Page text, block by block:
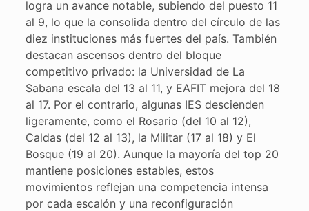
logra un avance notable, subiendo del puesto 11
al 9, lo que la consolida dentro del círculo de las
diez instituciones más fuertes del país. También
destacan ascensos dentro del bloque
competitivo privado: la Universidad de La
Sabana escala del 13 al 11, y EAFIT mejora del 18
al 17. Por el contrario, algunas IES descienden
ligeramente, como el Rosario (del 10 al 12),
Caldas (del 12 al 13), la Militar (17 al 18) y El
Bosque (19 al 20). Aunque la mayoría del top 20
mantiene posiciones estables, estos
movimientos reflejan una competencia intensa
por cada escalón y una reconfiguración